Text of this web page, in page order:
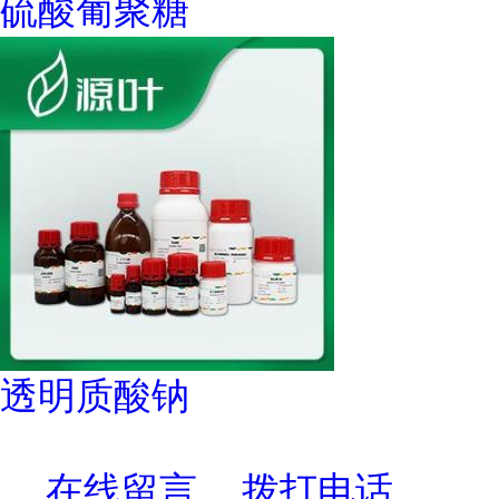
硫酸葡聚糖
透明质酸钠
在线留言 拨打电话